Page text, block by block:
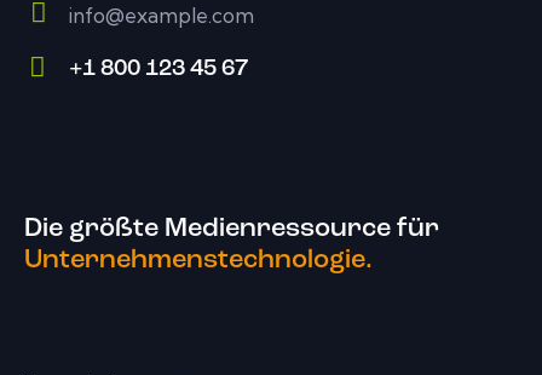
E-
m
info@example.com
+1 800 123 45 67
Die größte Medienressource für
Unternehmenstechnologie.